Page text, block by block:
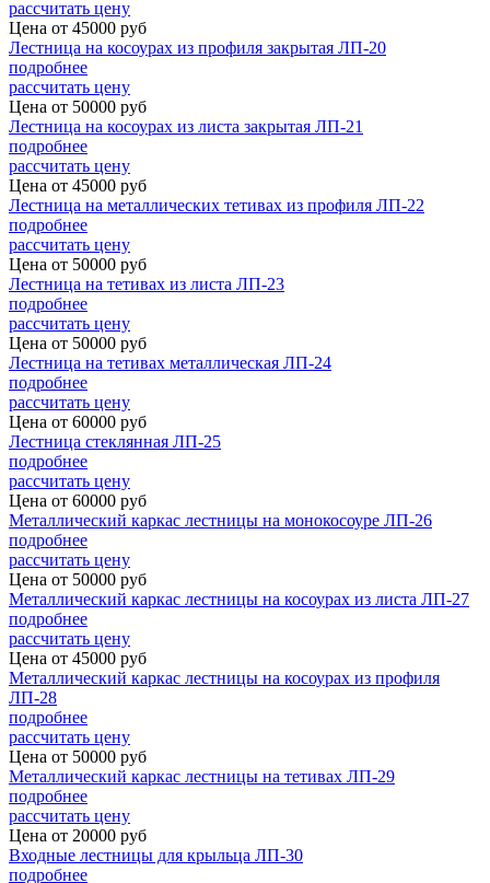
рассчитать цену
Цена от 45000 руб
Лестница на косоурах из профиля закрытая ЛП-20
подробнее
рассчитать цену
Цена от 50000 руб
Лестница на косоурах из листа закрытая ЛП-21
подробнее
рассчитать цену
Цена от 45000 руб
Лестница на металлических тетивах из профиля ЛП-22
подробнее
рассчитать цену
Цена от 50000 руб
Лестница на тетивах из листа ЛП-23
подробнее
рассчитать цену
Цена от 50000 руб
Лестница на тетивах металлическая ЛП-24
подробнее
рассчитать цену
Цена от 60000 руб
Лестница стеклянная ЛП-25
подробнее
рассчитать цену
Цена от 60000 руб
Металлический каркас лестницы на монокосоуре ЛП-26
подробнее
рассчитать цену
Цена от 50000 руб
Металлический каркас лестницы на косоурах из листа ЛП-27
подробнее
рассчитать цену
Цена от 45000 руб
Металлический каркас лестницы на косоурах из профиля
ЛП-28
подробнее
рассчитать цену
Цена от 50000 руб
Металлический каркас лестницы на тетивах ЛП-29
подробнее
рассчитать цену
Цена от 20000 руб
Входные лестницы для крыльца ЛП-30
подробнее